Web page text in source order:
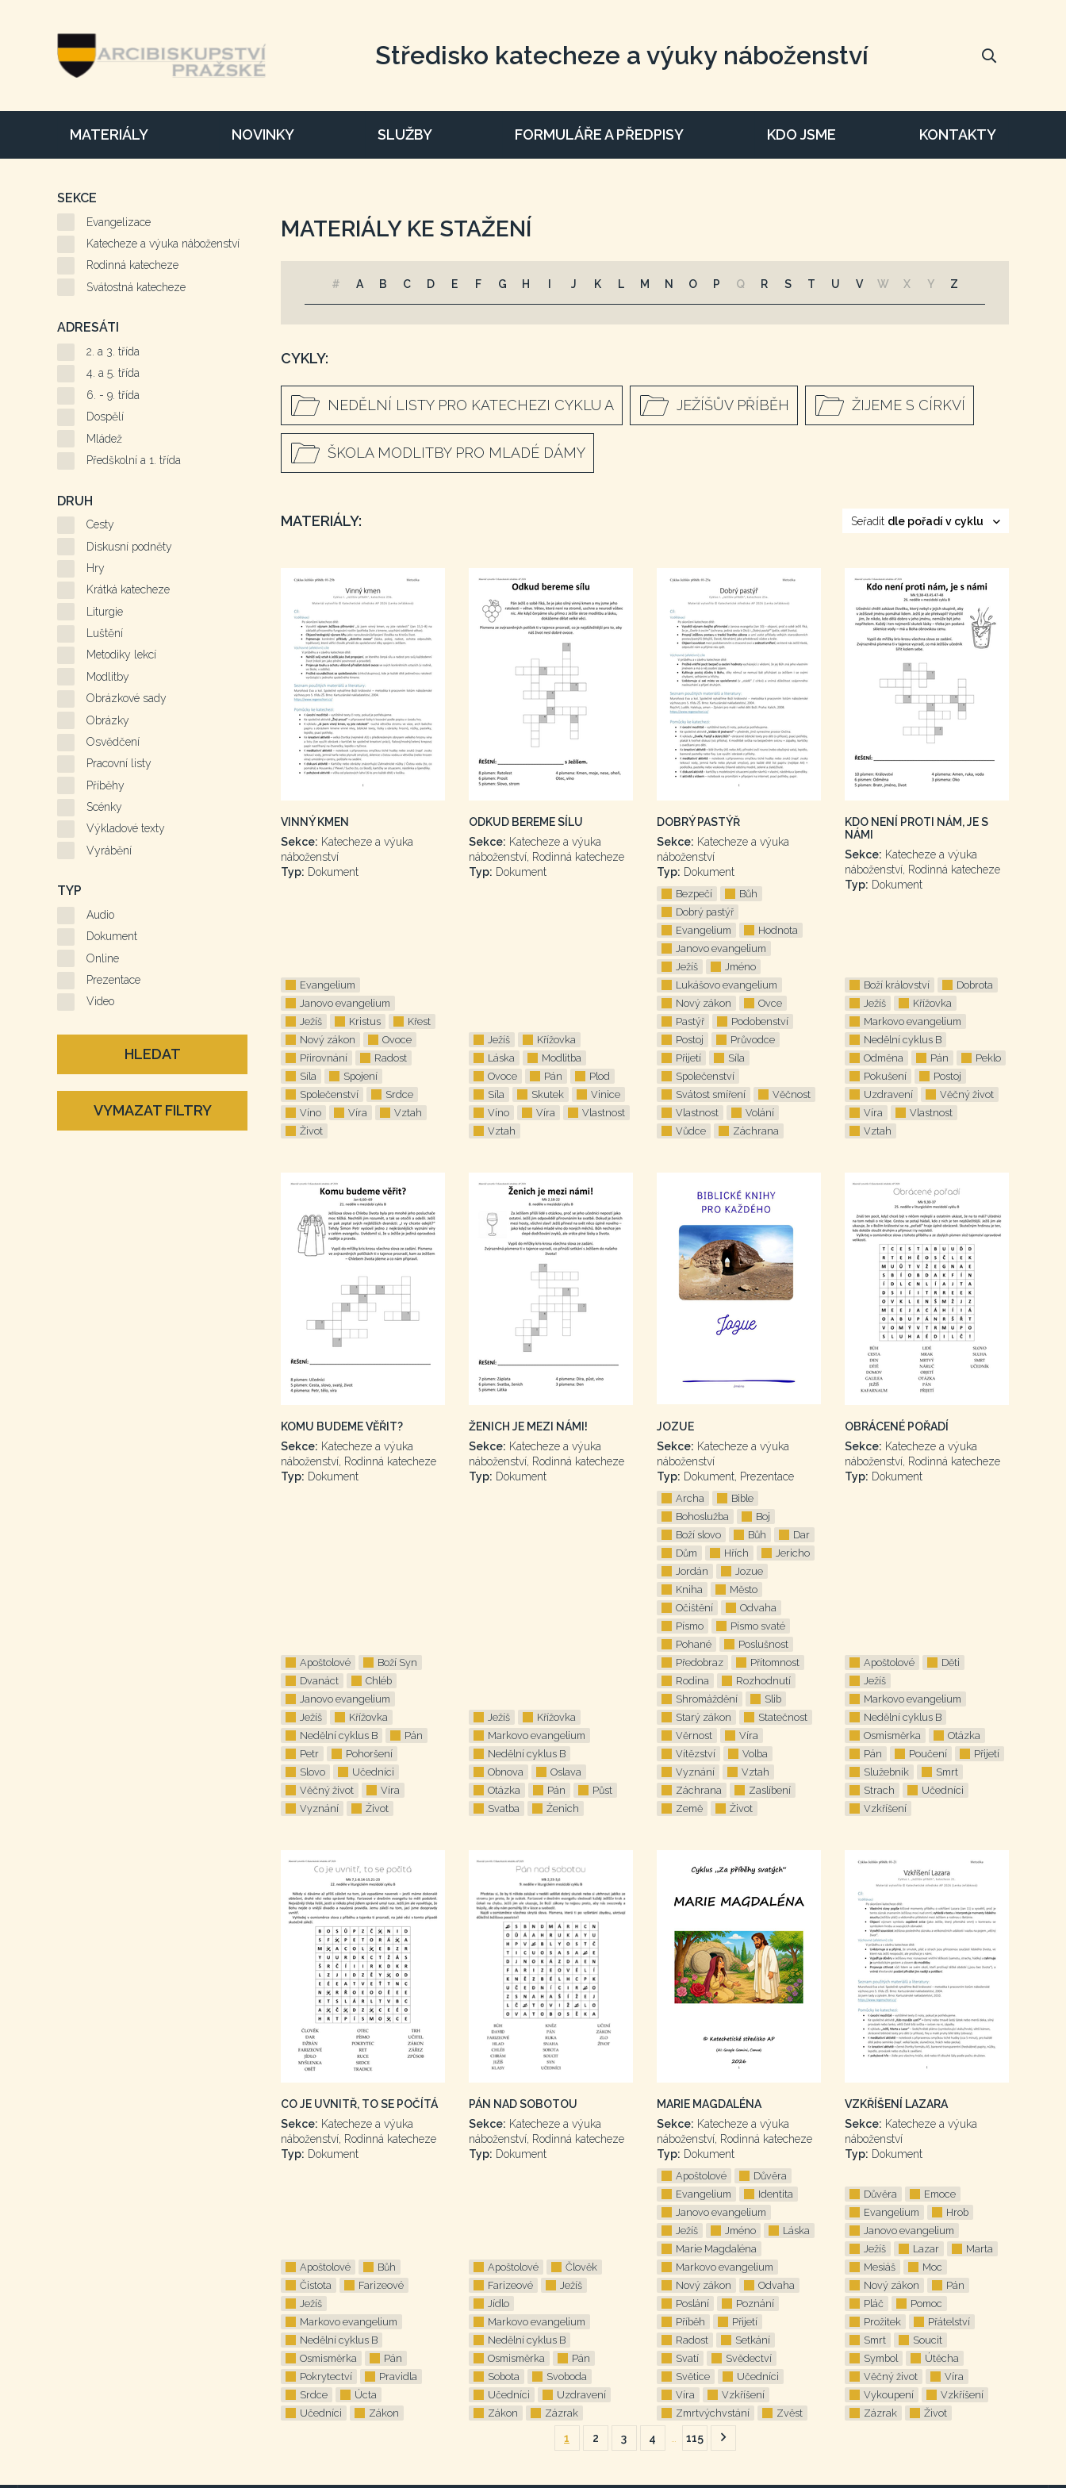
Středisko katecheze a výuky náboženství
MATERIÁLY NOVINKY SLUŽBY FORMULÁŘE A PŘEDPISY KDO JSME KONTAKTY
MATERIÁLY KE STAŽENÍ
# A B C D E F G H J K L M N O P Q R S T U V W X Y Z
CYKLY:
NEDĚLNÍ LISTY PRO KATECHEZI CYKLU A JEŽÍŠŮV PŘÍBĚH ŽIJEME S CÍRKVÍ
ŠKOLA MODLITBY PRO MLADÉ DÁMY
MATERIÁLY: Seřadit dle pořadí v cyklu
VINNÝ KMEN
Sekce: Katecheze a výuka
náboženství
Typ: Dokument
Evangelium
Janovo evangelium
Ježíš
Kristus
Křest
Nový zákon
Ovoce
Přirovnání
Radost
Síla
Spojení
Společenství
Srdce
Víno
Víra
Vztah
Život
ODKUD BEREME SÍLU
Sekce: Katecheze a výuka
náboženství, Rodinná katecheze
Typ: Dokument
Ježíš
Křížovka
Láska
Modlitba
Ovoce
Pán
Plod
Síla
Skutek
Vinice
Víno
Víra
Vlastnost
Vztah
DOBRÝ PASTÝŘ
Sekce: Katecheze a výuka
náboženství
Typ: Dokument
Bezpečí
Bůh
Dobrý pastýř
Evangelium
Hodnota
Janovo evangelium
Ježíš
Jméno
Lukášovo evangelium
Nový zákon
Ovce
Pastýř
Podobenství
Postoj
Průvodce
Přijetí
Síla
Společenství
Svátost smíření
Věčnost
Vlastnost
Volání
Vůdce
Záchrana
KDO NENÍ PROTI NÁM, JE S
NÁMI
Sekce: Katecheze a výuka
náboženství, Rodinná katecheze
Typ: Dokument
Boží království
Dobrota
Ježíš
Křížovka
Markovo evangelium
Nedělní cyklus B
Odměna
Pán
Peklo
Pokušení
Postoj
Uzdravení
Věčný život
Víra
Vlastnost
Vztah
KOMU BUDEME VĚŘIT?
Sekce: Katecheze a výuka
náboženství, Rodinná katecheze
Typ: Dokument
Apoštolové
Boží Syn
Dvanáct
Chléb
Janovo evangelium
Ježíš
Křížovka
Nedělní cyklus B
Pán
Petr
Pohoršení
Slovo
Učedníci
Věčný život
Víra
Vyznání
Život
ŽENICH JE MEZI NÁMI!
Sekce: Katecheze a výuka
náboženství, Rodinná katecheze
Typ: Dokument
Ježíš
Křížovka
Markovo evangelium
Nedělní cyklus B
Obnova
Oslava
Otázka
Pán
Půst
Svatba
Ženich
JOZUE
Sekce: Katecheze a výuka
náboženství
Typ: Dokument, Prezentace
Archa
Bible
Bohoslužba
Boj
Boží slovo
Bůh
Dar
Dům
Hřích
Jericho
Jordán
Jozue
Kniha
Město
Očištění
Odvaha
Písmo
Písmo svaté
Pohané
Poslušnost
Předobraz
Přítomnost
Rodina
Rozhodnutí
Shromáždění
Slib
Starý zákon
Statečnost
Věrnost
Víra
Vítězství
Volba
Vyznání
Vztah
Záchrana
Zaslíbení
Země
Život
OBRÁCENÉ POŘADÍ
Sekce: Katecheze a výuka
náboženství, Rodinná katecheze
Typ: Dokument
Apoštolové
Děti
Ježíš
Markovo evangelium
Nedělní cyklus B
Osmisměrka
Otázka
Pán
Poučení
Přijetí
Služebník
Smrt
Strach
Učedníci
Vzkříšení
CO JE UVNITŘ, TO SE POČÍTÁ
Sekce: Katecheze a výuka
náboženství, Rodinná katecheze
Typ: Dokument
Apoštolové
Bůh
Čistota
Farizeové
Ježíš
Markovo evangelium
Nedělní cyklus B
Osmisměrka
Pán
Pokrytectví
Pravidla
Srdce
Úcta
Učedníci
Zákon
PÁN NAD SOBOTOU
Sekce: Katecheze a výuka
náboženství, Rodinná katecheze
Typ: Dokument
Apoštolové
Člověk
Farizeové
Ježíš
Jídlo
Markovo evangelium
Nedělní cyklus B
Osmisměrka
Pán
Sobota
Svoboda
Učedníci
Uzdravení
Zákon
Zázrak
MARIE MAGDALÉNA
Sekce: Katecheze a výuka
náboženství, Rodinná katecheze
Typ: Dokument
Apoštolové
Důvěra
Evangelium
Identita
Janovo evangelium
Ježíš
Jméno
Láska
Marie Magdaléna
Markovo evangelium
Nový zákon
Odvaha
Poslání
Poznání
Příběh
Přijetí
Radost
Setkání
Svatí
Svědectví
Světice
Učedníci
Víra
Vzkříšení
Zmrtvýchvstání
Zvěst
VZKŘÍŠENÍ LAZARA
Sekce: Katecheze a výuka
náboženství
Typ: Dokument
Důvěra
Emoce
Evangelium
Hrob
Janovo evangelium
Ježíš
Lazar
Marta
Mesiáš
Moc
Nový zákon
Pán
Pláč
Pomoc
Prožitek
Přátelství
Smrt
Soucit
Symbol
Útěcha
Věčný život
Víra
Vykoupení
Vzkříšení
Zázrak
Život
1 2 3 4 115
Následující
SEKCE
Evangelizace
Katecheze a výuka náboženství
Rodinná katecheze
Svátostná katecheze
ADRESÁTI
2. a 3. třída
4. a 5. třída
6. - 9. třída
Dospělí
Mládež
Předškolní a 1. třída
DRUH
Cesty
Diskusní podněty
Hry
Krátká katecheze
Liturgie
Luštění
Metodiky lekcí
Modlitby
Obrázkové sady
Obrázky
Osvědčení
Pracovní listy
Příběhy
Scénky
Výkladové texty
Vyrábění
TYP
Audio
Dokument
Online
Prezentace
Video
HLEDAT
VYMAZAT FILTRY